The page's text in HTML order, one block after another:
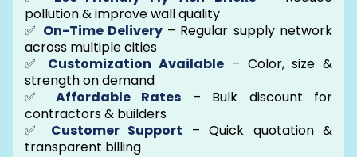
pollution & improve wall quality
✅ On-Time Delivery– Regular supply network
across multiple cities
✅ Customization Available – Color, size &
strength on demand
✅ Affordable Rates – Bulk discount for
contractors & builders
✅ Customer Support – Quick quotation &
transparent billing